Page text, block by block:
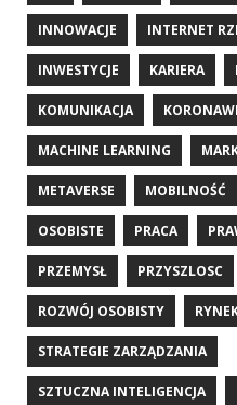
INNOWACJE INTERNET
INWESTYCJE KARIERA
KOMUNIKACJA
MACHINE LEARNING
METAVERSE MOBILNOŚĆ
OSOBISTE PRACA
PRZEMYSŁ PRZYSZLOSC
ROZWÓJ OSOBISTY
STRATEGIE ZARZĄDZANIA
SZTUCZNA INTELIGENCJA